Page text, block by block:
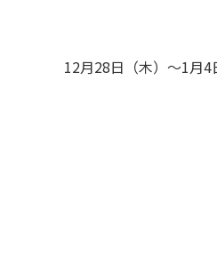
12月28日（木）〜1月4